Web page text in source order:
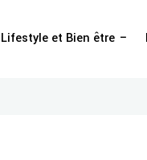
Lifestyle et Bien être